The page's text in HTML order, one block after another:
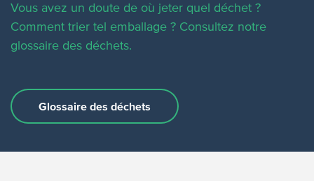
Vous avez un doute de où jeter quel déchet ?
Comment trier tel emballage ? Consultez notre
glossaire des déchets.
Glossaire des déchets